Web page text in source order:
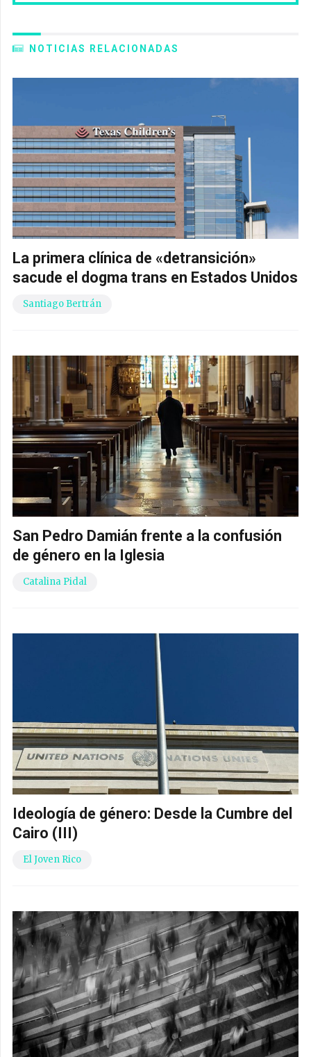
NOTICIAS RELACIONADAS
La primera clínica de «detransición»
sacude el dogma trans en Estados Unidos
Santiago Bertrán
San Pedro Damián frente a la confusión
de género en la Iglesia
Catalina Pidal
Ideología de género: Desde la Cumbre del
Cairo (III)
El Joven Rico